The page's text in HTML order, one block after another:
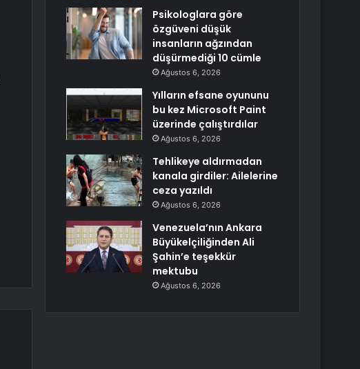
Psikologlara göre
özgüveni düşük
insanların ağzından
düşürmediği 10 cümle
Ağustos 6, 2026
Yılların efsane oyununu
bu kez Microsoft Paint
üzerinde çalıştırdılar
Ağustos 6, 2026
Tehlikeye aldırmadan
kanala girdiler: Ailelerine
ceza yazıldı
Ağustos 6, 2026
Venezuela’nın Ankara
Büyükelçiliğinden Ali
Şahin’e teşekkür
mektubu
Ağustos 6, 2026